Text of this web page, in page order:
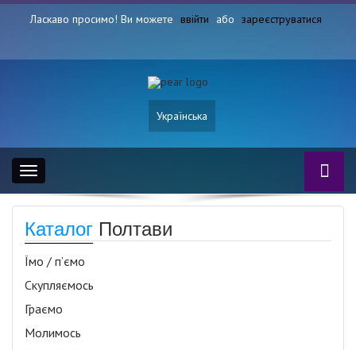
Ласкаво просимо! Ви можете ввійти або зареєструватися
Українська
Toggle
navigation
Каталог Полтави
Їмо / п’ємо
Скупляємось
Граємо
Молимось